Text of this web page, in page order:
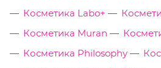
Косметика Labo+
Косметика Muran
Косметика Philosophy